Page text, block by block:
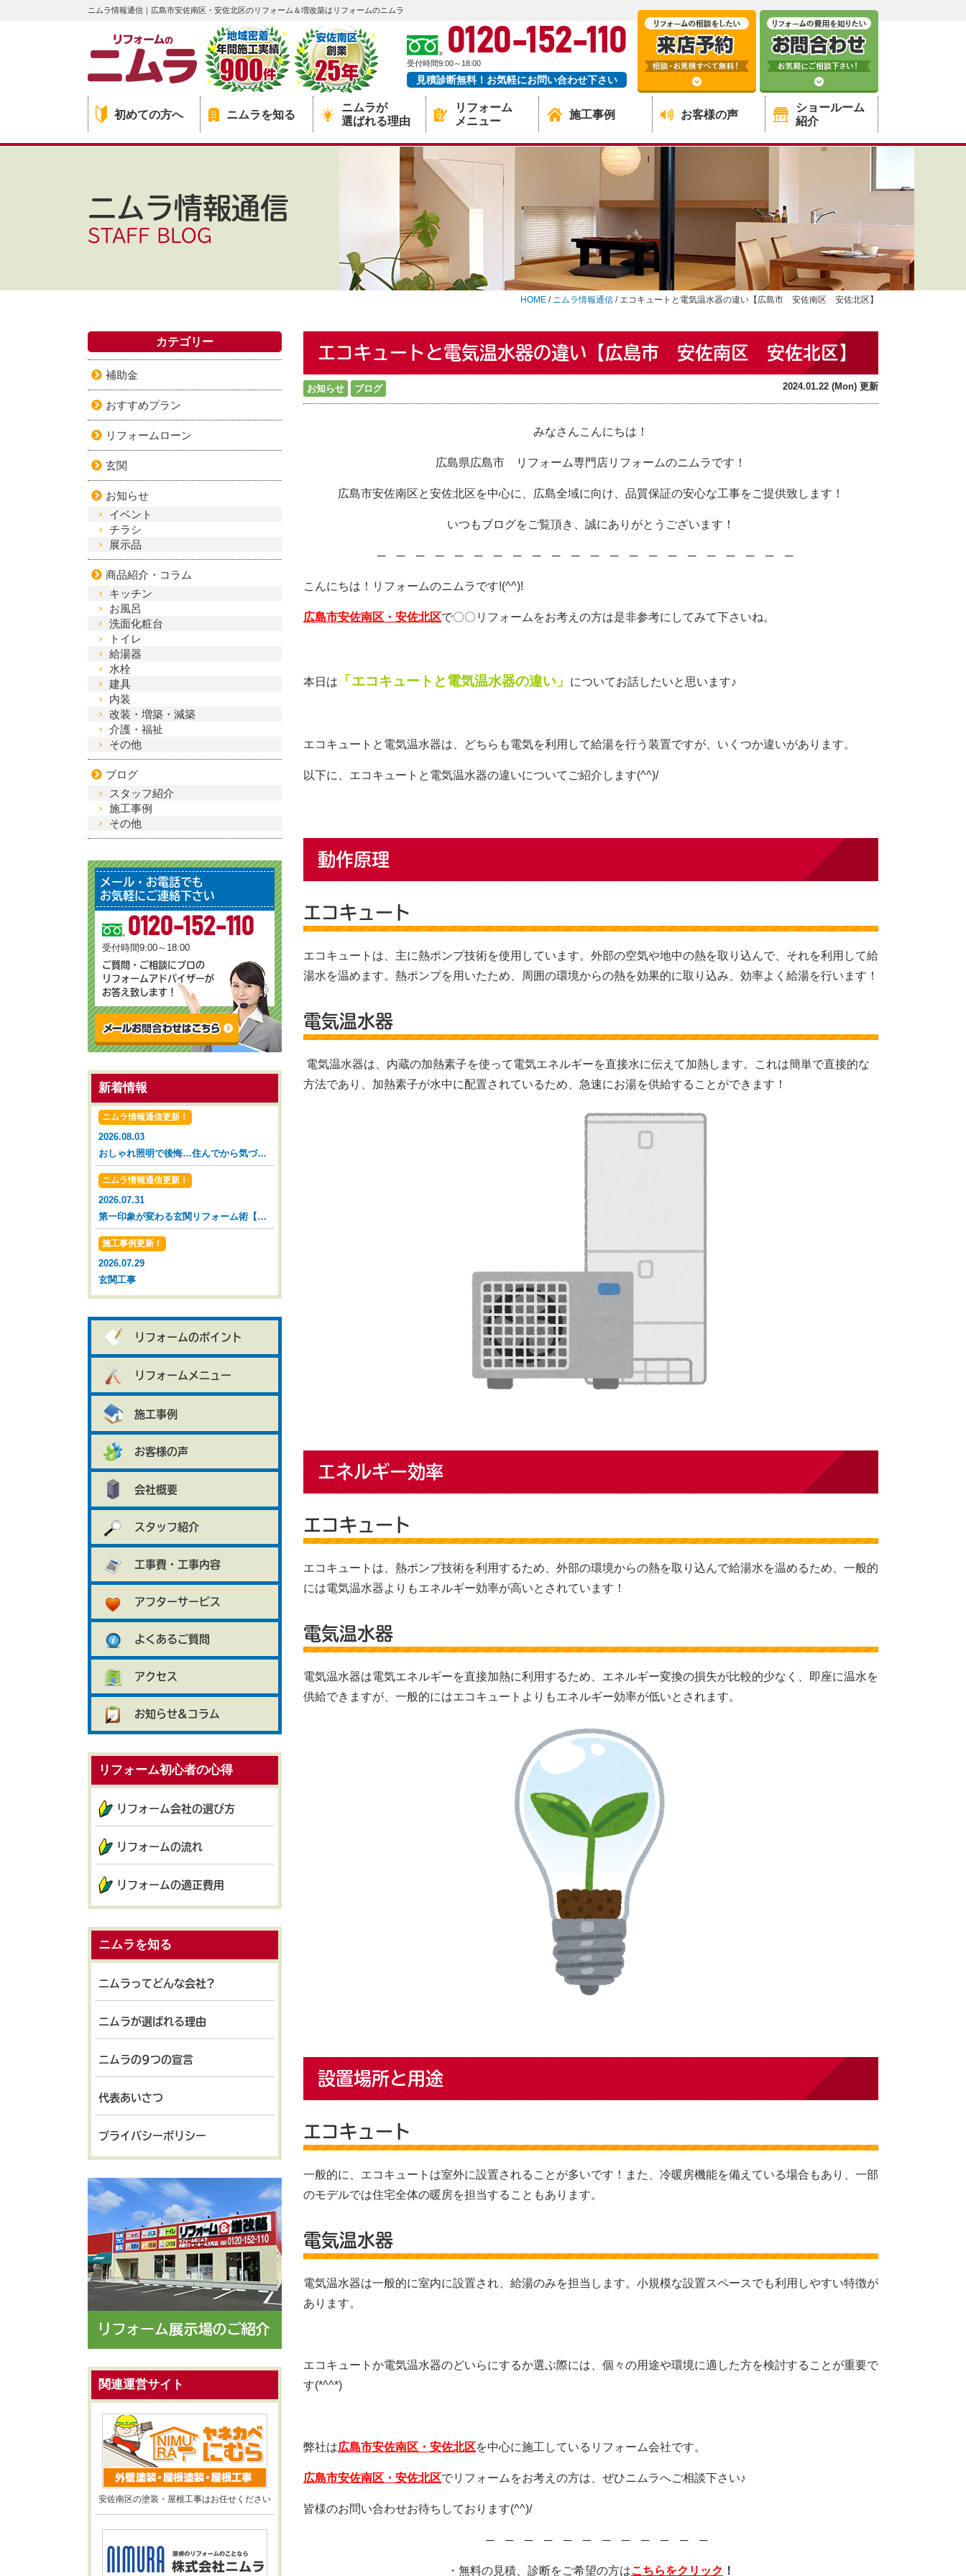
ニムラ情報通信｜広島市安佐南区・安佐北区のリフォーム＆増改築はリフォームのニムラ
0120-152-110
受付時間9:00～18:00
見積診断無料！お気軽にお問い合わせ下さい
初めての方へ ニムラを知る
ニムラが
選ばれる理由
リフォーム
メニュー
施工事例 お客様の声
ショールーム
紹介
ニムラ情報通信
STAFF BLOG
HOME / ニムラ情報通信 / エコキュートと電気温水器の違い【広島市 安佐南区 安佐北区】
エコキュートと電気温水器の違い【広島市 安佐南区 安佐北区】
お知らせ ブログ 2024.01.22 (Mon) 更新
みなさんこんにちは！
広島県広島市 リフォーム専門店リフォームのニムラです！
広島市安佐南区と安佐北区を中心に、広島全域に向け、品質保証の安心な工事をご提供致します！
いつもブログをご覧頂き、誠にありがとうございます！
─ ─ ─ ─ ─ ─ ─ ─ ─ ─ ─ ─ ─ ─ ─ ─ ─ ─ ─ ─ ─ ─
こんにちは！リフォームのニムラです!(^^)!
広島市安佐南区・安佐北区で〇〇リフォームをお考えの方は是非参考にしてみて下さいね。
本日は 「エコキュートと電気温水器の違い」 についてお話したいと思います♪
エコキュートと電気温水器は、どちらも電気を利用して給湯を行う装置ですが、いくつか違いがあります。
以下に、エコキュートと電気温水器の違いについてご紹介します(^^)/
動作原理
エコキュート
エコキュートは、主に熱ポンプ技術を使用しています。外部の空気や地中の熱を取り込んで、それを利用して給
湯水を温めます。熱ポンプを用いたため、周囲の環境からの熱を効果的に取り込み、効率よく給湯を行います！
電気温水器
電気温水器は、内蔵の加熱素子を使って電気エネルギーを直接水に伝えて加熱します。これは簡単で直接的な
方法であり、加熱素子が水中に配置されているため、急速にお湯を供給することができます！
エネルギー効率
エコキュート
エコキュートは、熱ポンプ技術を利用するため、外部の環境からの熱を取り込んで給湯水を温めるため、一般的
には電気温水器よりもエネルギー効率が高いとされています！
電気温水器
電気温水器は電気エネルギーを直接加熱に利用するため、エネルギー変換の損失が比較的少なく、即座に温水を
供給できますが、一般的にはエコキュートよりもエネルギー効率が低いとされます。
設置場所と用途
エコキュート
一般的に、エコキュートは室外に設置されることが多いです！また、冷暖房機能を備えている場合もあり、一部
のモデルでは住宅全体の暖房を担当することもあります。
電気温水器
電気温水器は一般的に室内に設置され、給湯のみを担当します。小規模な設置スペースでも利用しやすい特徴が
あります。
エコキュートか電気温水器のどいらにするか選ぶ際には、個々の用途や環境に適した方を検討することが重要で
す(*^^*)
弊社は広島市安佐南区・安佐北区を中心に施工しているリフォーム会社です。
広島市安佐南区・安佐北区でリフォームをお考えの方は、ぜひニムラへご相談下さい♪
皆様のお問い合わせお待ちしております(^^)/
─ ─ ─ ─ ─ ─ ─ ─ ─ ─ ─ ─
・無料の見積、診断をご希望の方はこちらをクリック ！
カテゴリー
補助金
おすすめプラン
リフォームローン
玄関
お知らせ
イベント
チラシ
展示品
商品紹介・コラム
キッチン
お風呂
洗面化粧台
トイレ
給湯器
水栓
建具
内装
改装・増築・減築
介護・福祉
その他
ブログ
スタッフ紹介
施工事例
その他
メール・お電話でも
お気軽にご連絡下さい
0120-152-110
受付時間9:00～18:00
ご質問・ご相談にプロの
リフォームアドバイザーが
お答え致します！
新着情報
ニムラ情報通信更新！
2026.08.03
おしゃれ照明で後悔…住んでから気づいた落とし穴【広島市 安佐南区 安佐北区】
ニムラ情報通信更新！
2026.07.31
第一印象が変わる玄関リフォーム術【広島市 安佐南区 安佐北区】
施工事例更新！
2026.07.29
玄関工事
リフォームのポイント
リフォームメニュー
施工事例
お客様の声
会社概要
スタッフ紹介
工事費・工事内容
アフターサービス
よくあるご質問
アクセス
お知らせ&コラム
リフォーム初心者の心得
リフォーム会社の選び方
リフォームの流れ
リフォームの適正費用
ニムラを知る
ニムラってどんな会社?
ニムラが選ばれる理由
ニムラの9つの宣言
代表あいさつ
プライバシーポリシー
関連運営サイト
安佐南区の塗装・屋根工事はお任せください